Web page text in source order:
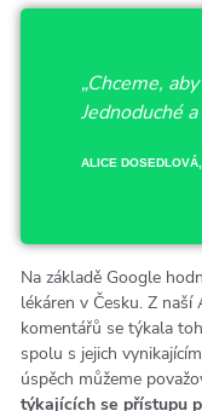
„Chceme,
Jednoduché
ALICE
Na základě Google
lékáren v Česku. Z
komentářů se týkala
spolu s jejich
úspěch můžeme
týkajících se přístupu